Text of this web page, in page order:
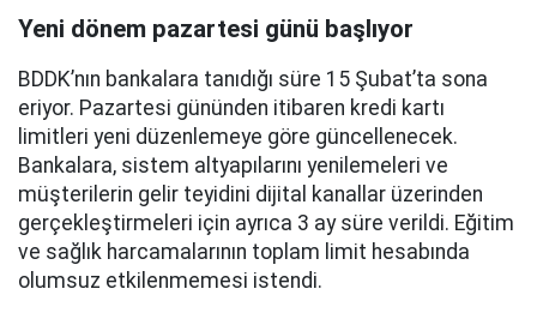
Yeni dönem pazartesi günü başlıyor
BDDK’nın bankalara tanıdığı süre 15 Şubat’ta sona
eriyor. Pazartesi gününden itibaren kredi kartı
limitleri yeni düzenlemeye göre güncellenecek.
Bankalara, sistem altyapılarını yenilemeleri ve
müşterilerin gelir teyidini dijital kanallar üzerinden
gerçekleştirmeleri için ayrıca 3 ay süre verildi. Eğitim
ve sağlık harcamalarının toplam limit hesabında
olumsuz etkilenmemesi istendi.